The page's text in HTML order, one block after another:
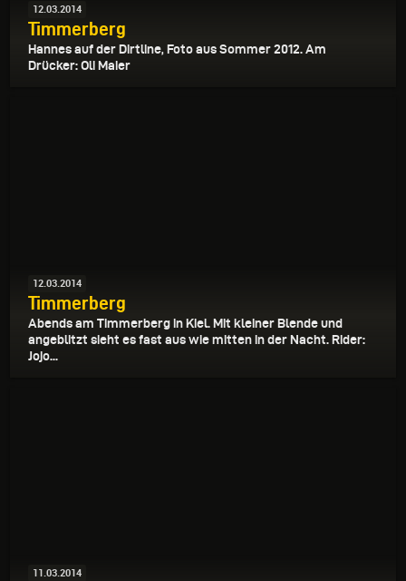
12.03.2014
Timmerberg
Hannes auf der Dirtline, Foto aus Sommer 2012. Am
Drücker: Oli Maier
12.03.2014
Timmerberg
Abends am Timmerberg in Kiel. Mit kleiner Blende und
angeblitzt sieht es fast aus wie mitten in der Nacht. Rider:
Jojo...
11.03.2014